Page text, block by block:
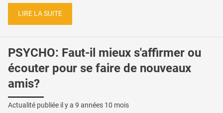
LIRE LA SUITE
PSYCHO: Faut-il mieux s'affirmer ou
écouter pour se faire de nouveaux
amis?
Actualité publiée il y a 9 années 10 mois